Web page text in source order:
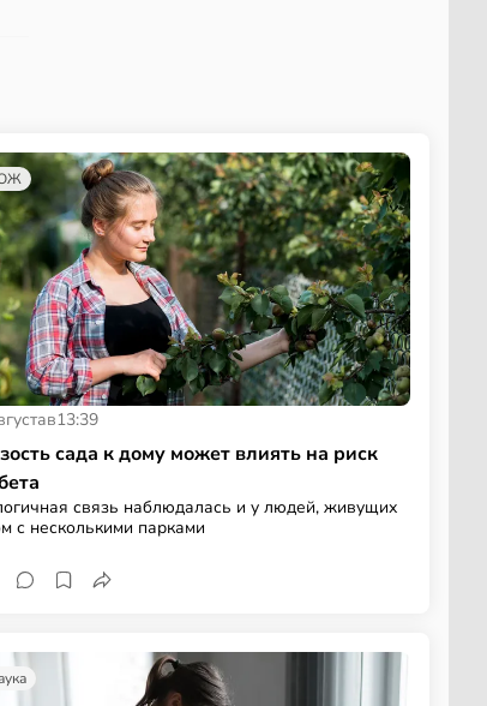
в13:39
сада к дому может влиять на риск
связь наблюдалась и у людей, живущих
с несколькими парками